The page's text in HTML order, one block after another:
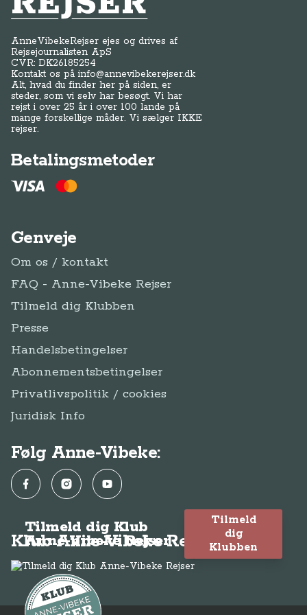
AnneVibekeRejser ejes og drives af
Rejsejournalisten ApS
CVR: DK26185254
Kontakt os påinfo@annevibekerejser.dk
Alt, hvad du finder her på siden, er
steder, som vi selv har besøgt. Vi har
rejst i over 25 år i over 100 lande på
mange forskellige måder. Vi sælger IKKE
rejser.
Betalingsmetoder
Genveje
Om os / kontakt
FAQ - Anne-Vibeke Rejser
Tilmeld dig Klubben
Presse
Handelsbetingelser
Abonnementsbetingelser
Privatlivspolitik / cookies
Juridisk Info
Følg Anne-Vibeke:
FacebookInstagramYouTube
Klub Anne-Vibeke Rejser
Tilmeld dig Klub
Anne-Vibeke Rejser
Tilmeld
dig
Klubben